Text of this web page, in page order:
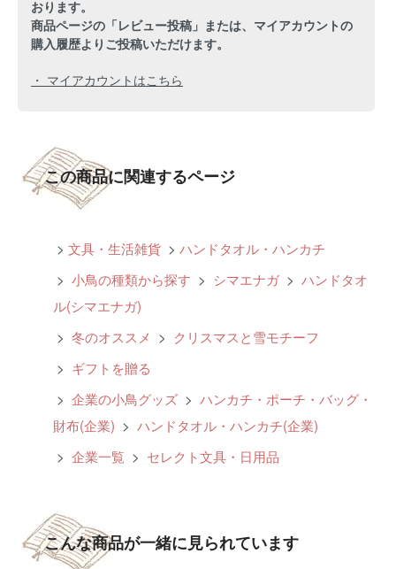
おります。
商品ページの「レビュー投稿」または、マイアカウントの
購入履歴よりご投稿いただけます。
・ マイアカウントはこちら
この商品に関連するページ
> 文具・生活雑貨 > ハンドタオル・ハンカチ
> 小鳥の種類から探す > シマエナガ > ハンドタオ
ル(シマエナガ)
> 冬のオススメ > クリスマスと雪モチーフ
> ギフトを贈る
> 企業の小鳥グッズ > ハンカチ・ポーチ・バッグ・
財布(企業) > ハンドタオル・ハンカチ(企業)
> 企業一覧 > セレクト文具・日用品
こんな商品が一緒に見られています